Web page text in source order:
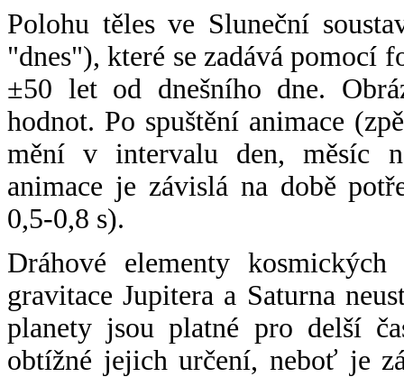
Polohu těles ve Sluneční
"dnes"), které se zadává pomocí
±50 let od dnešního dne.
hodnot. Po spuštění animace
mění v intervalu den, měsíc
animace je závislá na době
0,5-0,8 s).
Dráhové elementy
gravitace Jupitera a Saturna
planety jsou platné pro delší
obtížné jejich určení, neboť je